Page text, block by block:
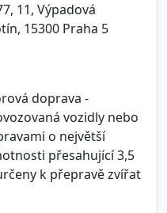
11, Výpadová
15300 Praha 5
doprava -
vozidly nebo
o největší
přesahující 3,5
k přepravě zvířat